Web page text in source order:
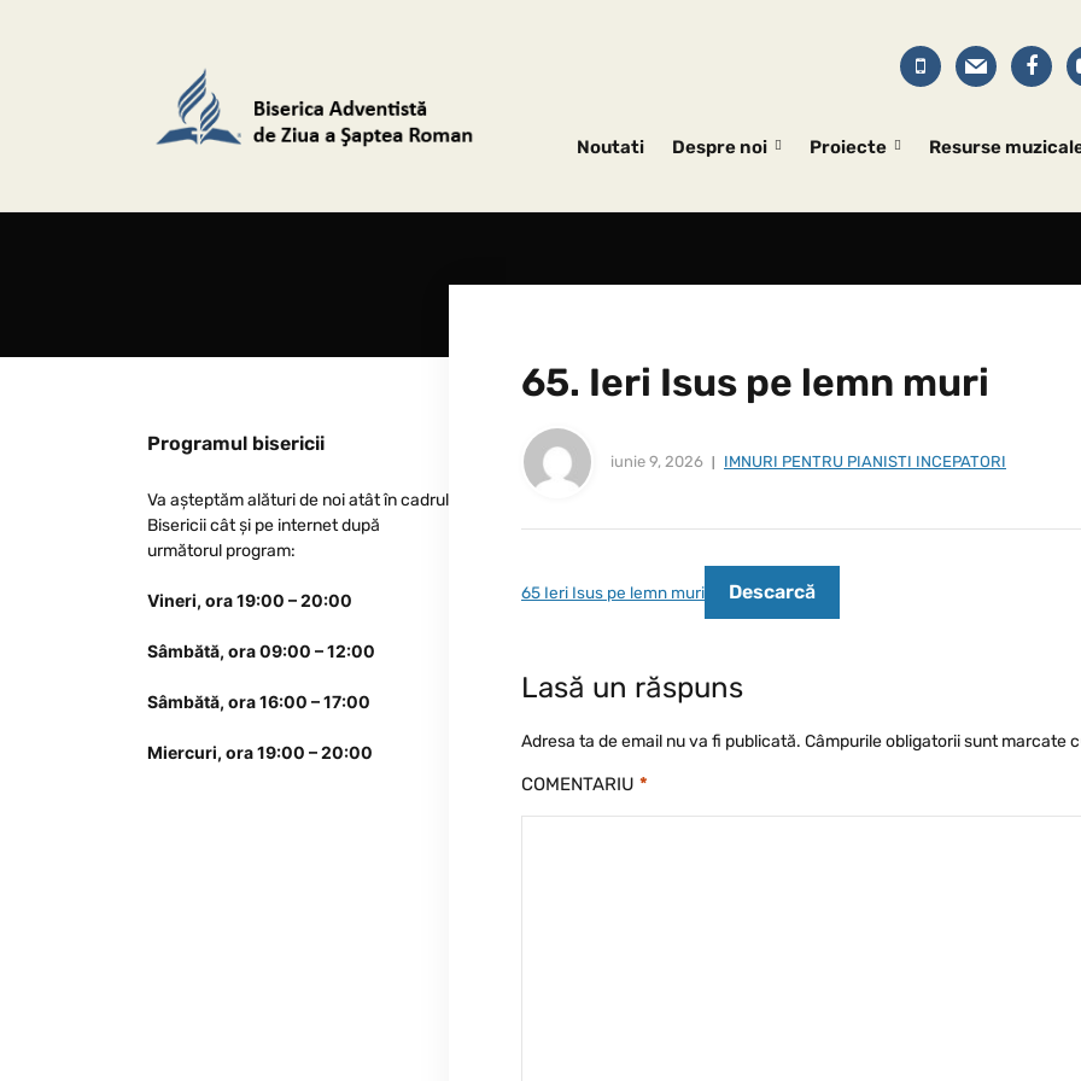
Noutati Despre noi Proiecte Resurse
65. Ieri Isus pe lemn muri
iunie 9, 2026 IMNURI PENTRU PIANISTI INCEPATORI
65 Ieri Isus pe lemn muri Descarcă
Lasă un răspuns
Adresa ta de email nu va fi publicată. Câmpurile obligatorii sunt marcate
COMENTARIU *
Programul bisericii
Va așteptăm alături de noi atât în cadrul
Bisericii cât și pe internet după
următorul program:
Vineri, ora 19:00 – 20:00
Sâmbătă, ora 09:00 – 12:00
Sâmbătă, ora 16:00 – 17:00
Miercuri, ora 19:00 – 20:00